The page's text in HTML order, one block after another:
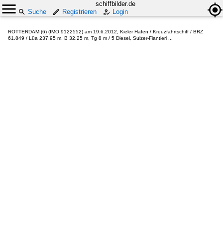
schiffbilder.de
Suche
Registrieren Login
ROTTERDAM (6) (IMO 9122552) am 19.6.2012, Kieler Hafen / Kreuzfahrtschiff / BRZ
61.849 / Lüa 237,95 m, B 32,25 m, Tg 8 m / 5 Diesel, Sulzer-Fiantieri ...